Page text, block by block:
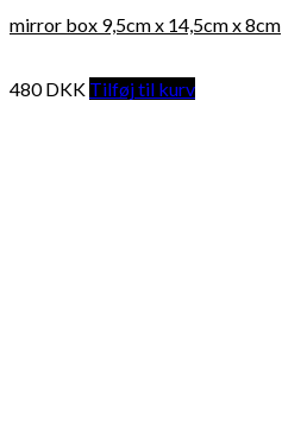
mirror box 9,5cm x 14,5cm x 8cm
480DKK Tilføj til kurv